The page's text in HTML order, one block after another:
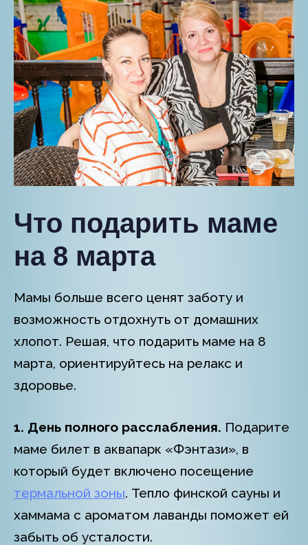
Что подарить маме
на 8 марта
Мамы больше всего ценят заботу и
возможность отдохнуть от домашних
хлопот. Решая, что подарить маме на 8
марта, ориентируйтесь на релакс и
здоровье.
1. День полного расслабления. Подарите
маме билет в аквапарк «Фэнтази», в
который будет включено посещение
термальной зоны. Тепло финской сауны и
хаммама с ароматом лаванды поможет ей
забыть об усталости.